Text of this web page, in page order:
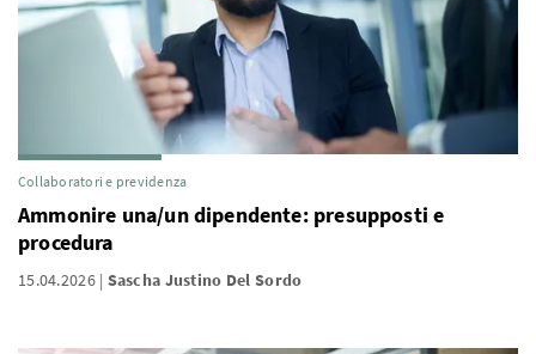
Collaboratori e previdenza
Ammonire una/un dipendente: presupposti e
procedura
15.04.2026 Sascha Justino Del Sordo